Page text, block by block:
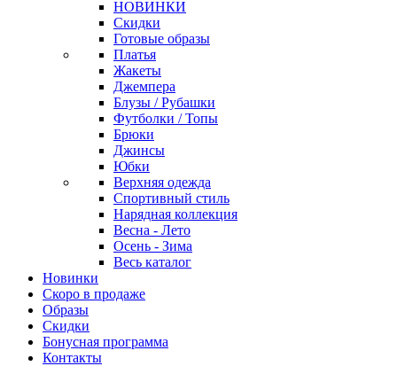
НОВИНКИ
Скидки
Готовые образы
Платья
Жакеты
Джемпера
Блузы / Рубашки
Футболки / Топы
Брюки
Джинсы
Юбки
Верхняя одежда
Спортивный стиль
Нарядная коллекция
Весна - Лето
Осень - Зима
Весь каталог
Новинки
Скоро в продаже
Образы
Скидки
Бонусная программа
Контакты